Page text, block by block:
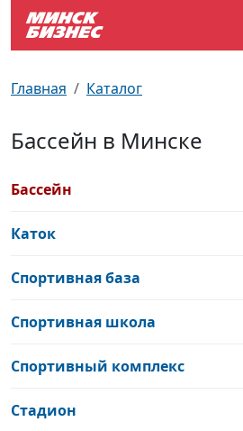
Главная Каталог
Бассейн в Минске
Бассейн
Каток
Спортивная база
Спортивная школа
Спортивный комплекс
Стадион